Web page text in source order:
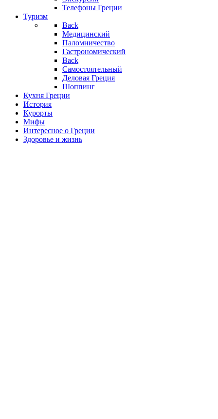
Телефоны Греции
Туризм
Back
Медицинский
Паломничество
Гастрономический
Back
Самостоятельный
Деловая Греция
Шоппинг
Кухня Греции
История
Курорты
Мифы
Интересное о Греции
Здоровье и жизнь